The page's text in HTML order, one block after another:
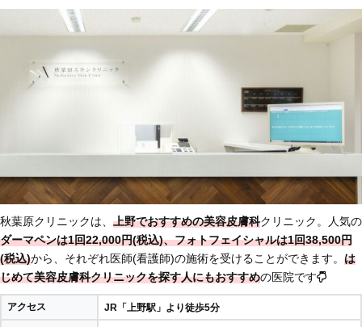
秋葉原クリニックは、 上野でおすすめの美容皮膚科クリニック。人気の
ダーマペンは1回22,000円(税込)、フォトフェイシャルは1回38,500円
(税込)から、それぞれ医師(看護師)の施術を受けることができます。 は
じめて美容皮膚科クリニックを探す人にもおすすめの医院です
アクセス JR「上野駅」より徒歩5分